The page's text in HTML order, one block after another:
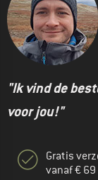
"Ik vind de
voor jou!"
Gratis
vanaf €